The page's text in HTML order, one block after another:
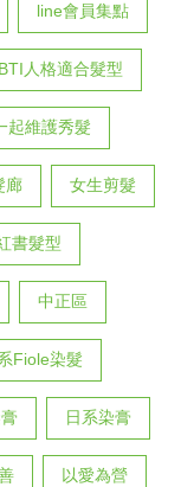
line會員集點
人格適合髮型
起維護秀髮
廊 女生剪髮
書髮型
中正區
Fiole染髮
日系染膏
以愛為營